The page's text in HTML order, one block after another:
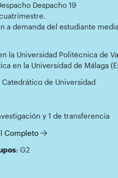
Despacho 19
a demanda del estudiante
la Universidad Politécnica de
en la Universidad de Málaga
Catedrático de Universidad
y 1 de transferencia
Completo
: G2